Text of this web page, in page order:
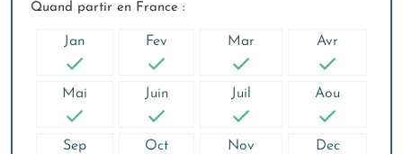
Quand partir en France :
Jan Fev Mar Avr
Mai Juin Juil Aou
Sep Oct Nov Dec